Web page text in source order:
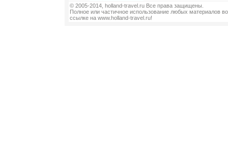
© 2005-2014, holland-travel.ru Все права защищены.
Полное или частичное использование любых материалов
ссылке на www.holland-travel.ru!